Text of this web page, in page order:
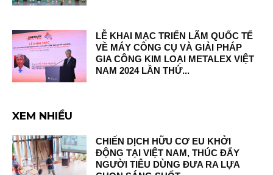
LỄ KHAI MẠC TRIỂN LÃM QUỐC TẾ
VỀ MÁY CÔNG CỤ VÀ GIẢI PHÁP
GIA CÔNG KIM LOẠI METALEX VIỆT
NAM 2024 LẦN THỨ...
XEM NHIỀU
CHIẾN DỊCH HỮU CƠ EU KHỞI
ĐỘNG TẠI VIỆT NAM, THÚC ĐẨY
NGƯỜI TIÊU DÙNG ĐƯA RA LỰA